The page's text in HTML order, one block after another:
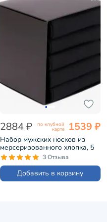
2884 ₽ по клубной
карте 1539 ₽
Набор мужских носков из
мерсеризованного хлопка, 5
пар Grinston черные (PG-
15d3-5)
3 Отзыва
Добавить в корзину